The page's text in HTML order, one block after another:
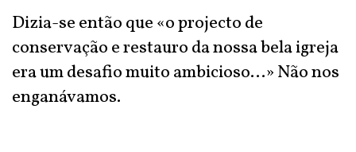
Dizia-se então que «o projecto de
conservação e restauro da nossa bela igreja
era um desafio muito ambicioso...» Não nos
enganávamos.